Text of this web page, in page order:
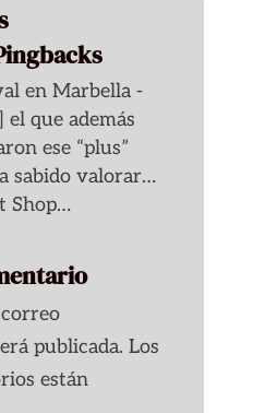
en Marbella -
que además
ese “plus”
sabido valorar…
Shop…
publicada. Los
están